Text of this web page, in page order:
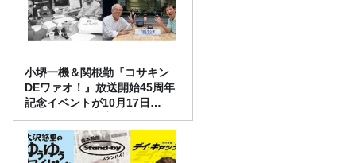
小堺一機＆関根勤『コサキン
DEワァオ！』放送開始45周年
記念イベントが10月17日
（土）に開催決定！本日より
FC先行受付スタート！